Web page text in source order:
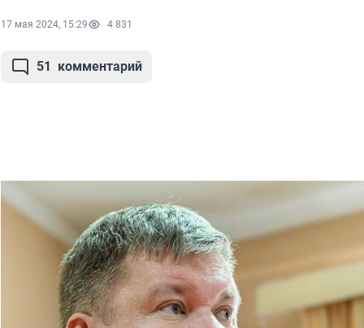
17 мая 2024, 15:29 4 831
51 комментарий